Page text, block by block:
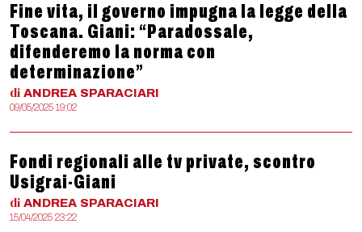
Fine vita, il governo impugna la legge della
Toscana. Giani: “Paradossale,
difenderemo la norma con
determinazione”
di ANDREA SPARACIARI
09/05/2025 19:02
Fondi regionali alle tv private, scontro
Usigrai-Giani
di ANDREA SPARACIARI
15/04/2025 23:22